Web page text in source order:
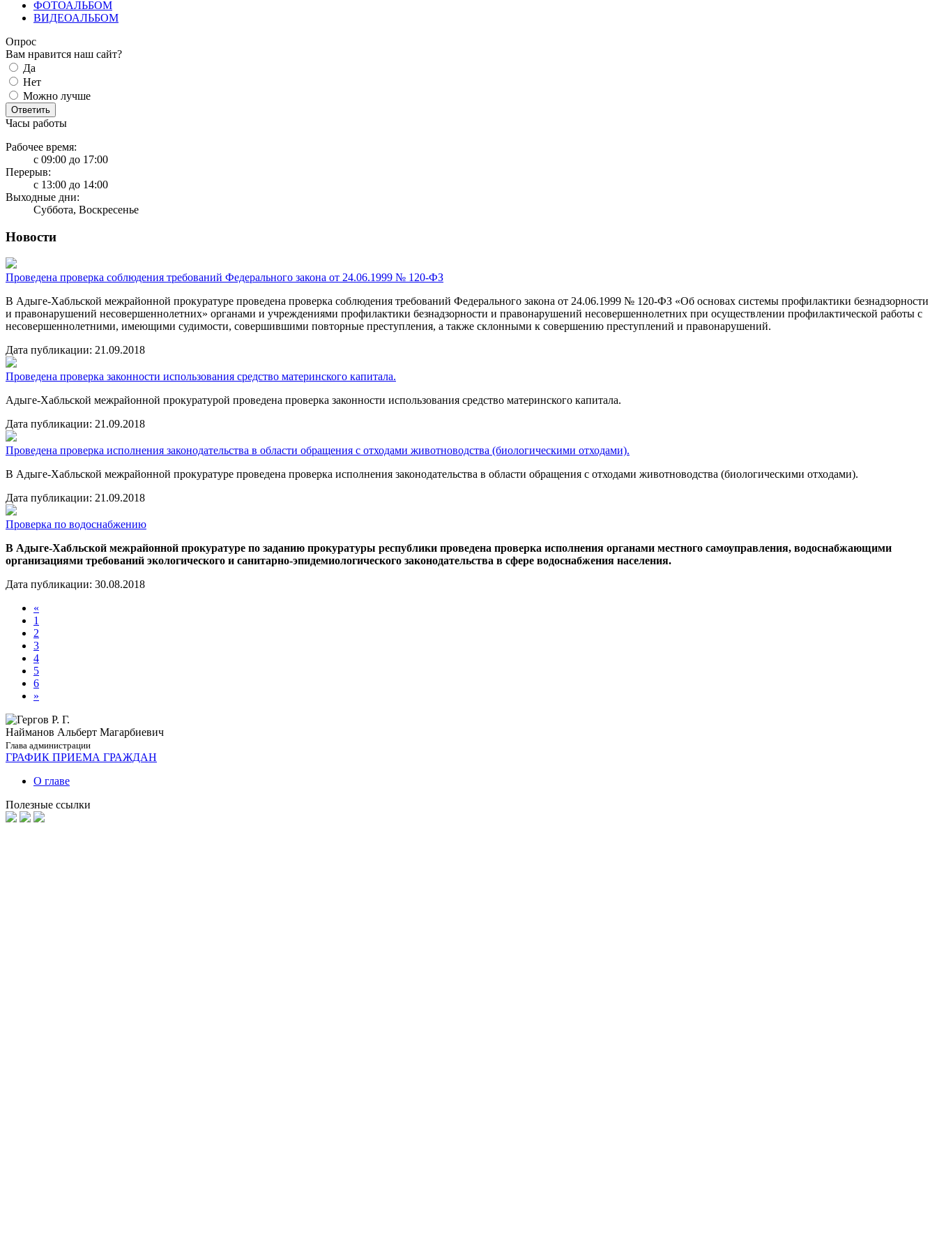
ФОТОАЛЬБОМ
ВИДЕОАЛЬБОМ
Опрос
Вам нравится наш сайт?
Да
Нет
Можно лучше
Ответить
Часы работы
Рабочее время:
с 09:00 до 17:00
Перерыв:
с 13:00 до 14:00
Выходные дни:
Суббота, Воскресенье
Новости
Проведена проверка соблюдения требований Федерального закона от 24.06.1999 № 120-ФЗ
В Адыге-Хабльской межрайонной прокуратуре проведена проверка соблюдения требований Федерального закона от 24.06.1999 № 120-ФЗ «Об основах системы профилактики безнадзорности
и правонарушений несовершеннолетних» органами и учреждениями профилактики безнадзорности и правонарушений несовершеннолетних при осуществлении профилактической работы с
несовершеннолетними, имеющими судимости, совершившими повторные преступления, а также склонными к совершению преступлений и правонарушений.
Дата публикации: 21.09.2018
Проведена проверка законности использования средство материнского капитала.
Адыге-Хабльской межрайонной прокуратурой проведена проверка законности использования средство материнского капитала.
Дата публикации: 21.09.2018
Проведена проверка исполнения законодательства в области обращения с отходами животноводства (биологическими отходами).
В Адыге-Хабльской межрайонной прокуратуре проведена проверка исполнения законодательства в области обращения с отходами животноводства (биологическими отходами).
Дата публикации: 21.09.2018
Проверка по водоснабжению
В Адыге-Хабльской межрайонной прокуратуре по заданию прокуратуры республики проведена проверка исполнения органами местного самоуправления, водоснабжающими
организациями требований экологического и санитарно-эпидемиологического законодательства в сфере водоснабжения населения.
Дата публикации: 30.08.2018
«
1
2
3
4
5
6
»
Найманов Альберт Магарбиевич
Глава администрации
ГРАФИК ПРИЕМА ГРАЖДАН
О главе
Полезные ссылки